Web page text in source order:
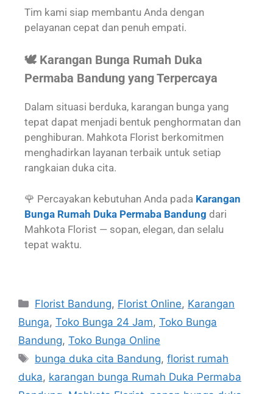
Tim kami siap membantu Anda dengan
pelayanan cepat dan penuh empati.
🕊️ Karangan Bunga Rumah Duka
Permaba Bandung yang Terpercaya
Dalam situasi berduka, karangan bunga yang
tepat dapat menjadi bentuk penghormatan dan
penghiburan. Mahkota Florist berkomitmen
menghadirkan layanan terbaik untuk setiap
rangkaian duka cita.
🌹 Percayakan kebutuhan Anda pada Karangan
Bunga Rumah Duka Permaba Bandung dari
Mahkota Florist — sopan, elegan, dan selalu
tepat waktu.
Florist Bandung, Florist Online, Karangan
Bunga, Toko Bunga 24 Jam, Toko Bunga
Bandung, Toko Bunga Online
bunga duka cita Bandung,florist rumah
duka, karangan bunga Rumah Duka Permaba